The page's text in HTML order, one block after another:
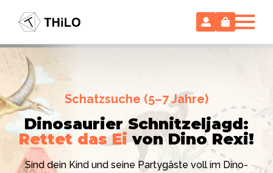
Hollywood-Action im
Kinderzimmer – ohne
Schatzsuche (5–7 Jahre)
Dinosaurier Schnitzeljagd:
Rettet das Ei von Dino Rexi!
Sind dein Kind und seine Partygäste voll im Dino-
Escape Room (ab 8 oder 12 Jahre)
Locked-up Agents: Im Labor
des Virologen
Das gab es noch nie: Verwandele dein Zuhause in ein
High-Tech Labor! Unser 24-seitiges PDF enthält alles: